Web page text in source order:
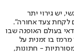
יש גירוי יתר
לקחת צעד אחורה".
בעולם האופנה שבו
בו זמנית על
- חתונות,